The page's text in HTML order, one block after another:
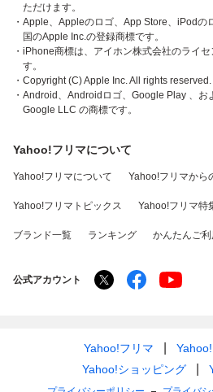
ただけます。
・Apple、Appleのロゴ、App Store、iPodの
国のApple Inc.の登録商標です。
・iPhone商標は、アイホン株式会社のライ
す。
・Copyright (C) Apple Inc. All rights reserved.
・Android、Androidロゴ、Google Play 、お
Google LLC の商標です。
Yahoo!フリマについて
Yahoo!フリマについて Yahoo!フリマから
Yahoo!フリマトピックス Yahoo!フリマ特
ブランド一覧 ランキング かんたんご
公式アカウント
Yahoo!フリマ
Yahoo!ショッピング